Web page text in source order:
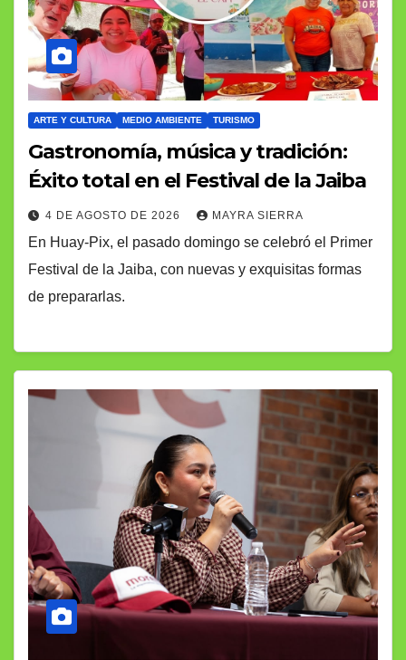
ARTE Y CULTURA MEDIO AMBIENTE TURISMO
Gastronomía, música y tradición:
Éxito total en el Festival de la Jaiba
4 DE AGOSTO DE 2026 MAYRA SIERRA
En Huay-Pix, el pasado domingo se celebró el Primer
Festival de la Jaiba, con nuevas y exquisitas formas
de prepararlas.